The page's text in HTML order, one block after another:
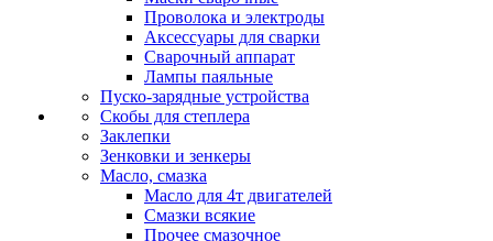
Проволока и электроды
Аксессуары для сварки
Сварочный аппарат
Лампы паяльные
Пуско-зарядные устройства
Скобы для степлера
Заклепки
Зенковки и зенкеры
Масло, смазка
Масло для 4т двигателей
Смазки всякие
Прочее смазочное